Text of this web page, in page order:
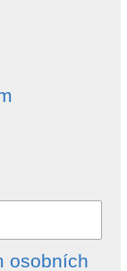
osobních